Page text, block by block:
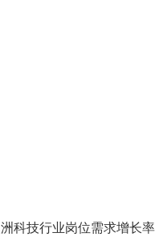
技行业岗位需求增长